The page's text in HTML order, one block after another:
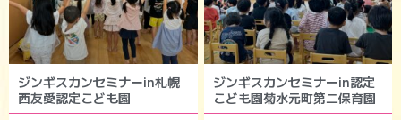
ジンギスカンセミナーin札幌
西友愛認定こども園
ジンギスカンセミナーin認定
こども園菊水元町第二保育園